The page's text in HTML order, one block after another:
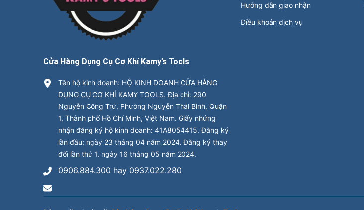
Cửa Hàng Dụng Cụ Cơ Khí Kamy’s Tools
Tên hộ kinh doanh: HỘ KINH DOANH CỬA HÀNG
DỤNG CỤ CƠ KHÍ KAMY TOOLS. Địa chỉ: 290
Nguyễn Công Trứ, Phường Nguyễn Thái Bình, Quận
1, Thành phố Hồ Chí Minh, Việt Nam. Giấy nhứng
nhận đăng ký hộ kinh doanh: 41A8054415. Đăng ký
lần đầu: ngày 23 tháng 04 năm 2024. Đăng ký thay
đổi lần thứ 1, ngày 16 tháng 05 năm 2024.
0906.884.300 hay 0937.022.280
Hướng dẫn giao nhận
Điều khoản dịch vụ